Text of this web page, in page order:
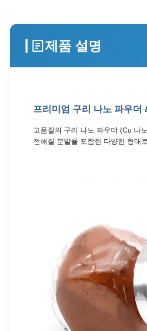
제품 설명
프리미엄 구리 나노 파우더
고품질의 구리 나노 파우더 (Cu 나
전해질 분말을 포함한 다양한 형태